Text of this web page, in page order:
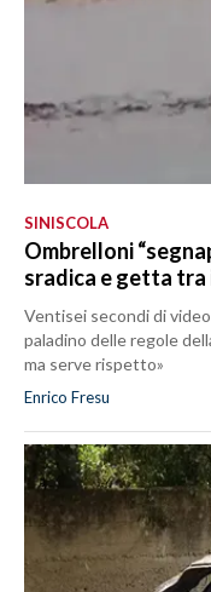
SINISCOLA
Ombrelloni
sradica e getta tra
Ventisei secondi di
paladino delle regole
ma serve rispetto»
Enrico Fresu